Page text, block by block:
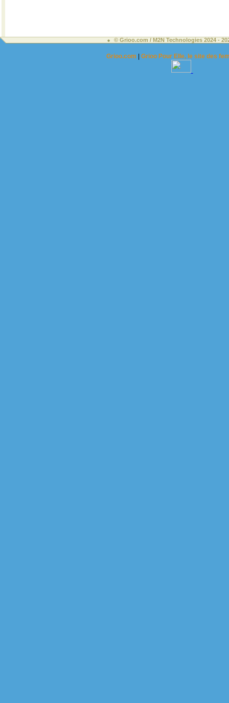
© Grioo.com / M2N Technologies 2024 -
Grioo.com |Grioo Pour Elle, le site des